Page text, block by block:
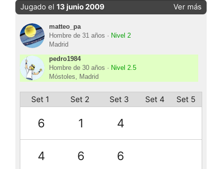
Jugado el13 junio 2009 Ver más
matteo_pa
Hombre de 31 años · Nivel 2
Madrid
pedro1984
Hombre de 30 años · Nivel 2.5
Móstoles, Madrid
Set 1 Set 2 Set 3 Set 4 Set 5
6 1 4
4 6 6